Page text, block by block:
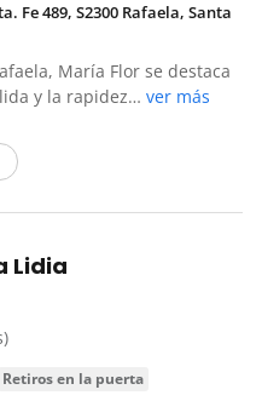
Fe 489, S2300 Rafaela, Santa
María Flor se destaca
y la rapidez… ver más
Lidia
retiros en la puerta